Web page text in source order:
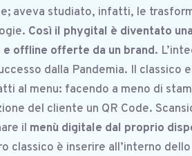
aveva studiato, infatti, le
Così il phygital è diventato
offline offerte da un brand.
dalla Pandemia. Il classico
al menu: facendo a meno di
del cliente un QR Code.
il menù digitale dal proprio
classico è inserire all’interno